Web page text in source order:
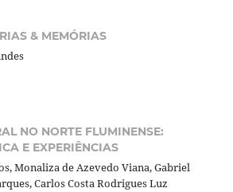
& MEMÓRIAS
NO NORTE FLUMINENSE:
E EXPERIÊNCIAS
Monaliza de Azevedo Viana, Gabriel
Carlos Costa Rodrigues Luz